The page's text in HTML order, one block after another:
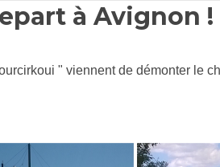
à Avignon !
" viennent de démonter le